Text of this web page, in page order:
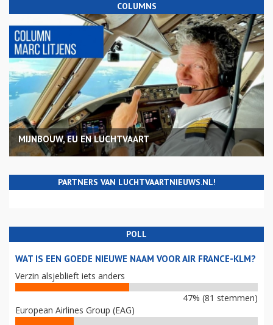
COLUMNS
MIJNBOUW, EU EN LUCHTVAART
PARTNERS VAN LUCHTVAARTNIEUWS.NL!
POLL
WAT IS EEN GOEDE NIEUWE NAAM VOOR AIR FRANCE-KLM?
Verzin alsjeblieft iets anders
47% (81 stemmen)
European Airlines Group (EAG)